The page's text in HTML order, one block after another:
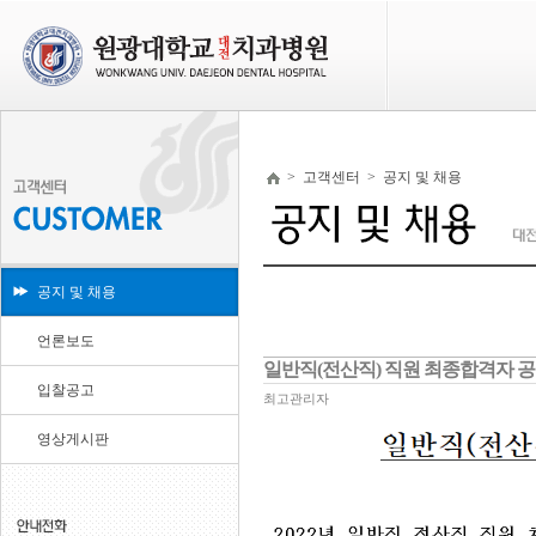
공지 및 채용
언론보도
입찰공고
영상게시판
> 고객센터 > 공지 및 채용
일반직(전산직) 직원 최종합격자
최고관리자